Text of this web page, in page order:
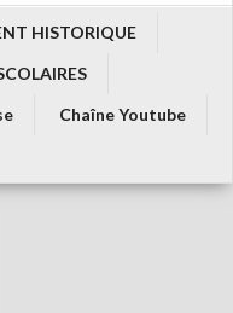
HISTORIQUE
Chaîne Youtube